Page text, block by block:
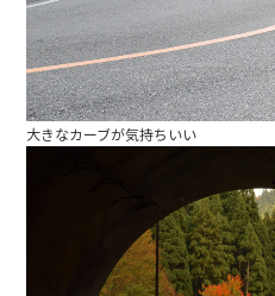
大きなカーブが気持ちいい